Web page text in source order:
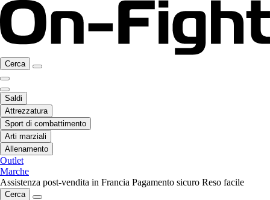
Cerca
Saldi
Attrezzatura
Sport di combattimento
Arti marziali
Allenamento
Outlet
Marche
Assistenza post-vendita in Francia Pagamento sicuro Reso facile
Cerca